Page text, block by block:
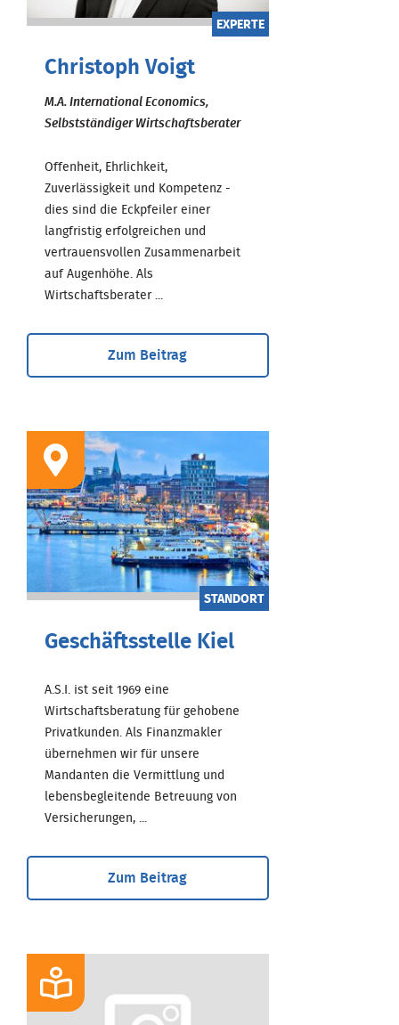
EXPERTE
Christoph Voigt
M.A. International Economics,
Selbstständiger Wirtschaftsberater
Offenheit, Ehrlichkeit,
Zuverlässigkeit und Kompetenz -
dies sind die Eckpfeiler einer
langfristig erfolgreichen und
vertrauensvollen Zusammenarbeit
auf Augenhöhe. Als
Wirtschaftsberater ...
Zum Beitrag
STANDORT
Geschäftsstelle Kiel
A.S.I. ist seit 1969 eine
Wirtschaftsberatung für gehobene
Privatkunden. Als Finanzmakler
übernehmen wir für unsere
Mandanten die Vermittlung und
lebensbegleitende Betreuung von
Versicherungen, ...
Zum Beitrag